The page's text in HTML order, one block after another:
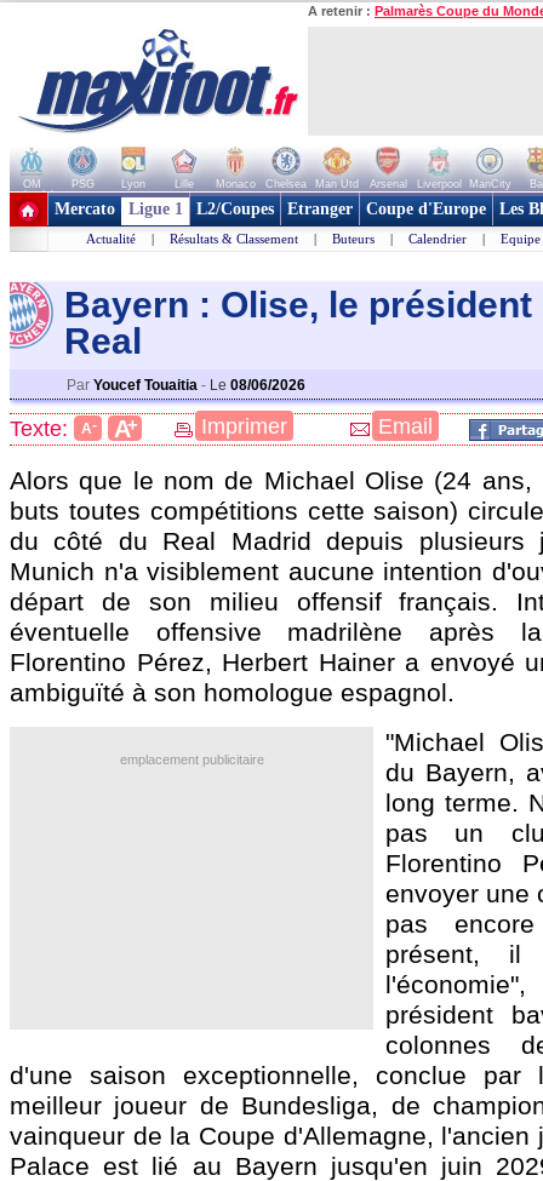
A retenir : Palmarès Coupe du
OM PSG Lyon Lille Monaco Chelsea Man Utd Arsenal Liverpool ManCity
+ de clubs
Mercato Ligue 1 L2/Coupes Etranger Coupe d'Europe Les
Actualité | Résultats & Classement | Buteurs | Calendrier | Equipe
Bayern : Olise, le
Real
Par Youcef Touaitia - Le 08/06/2026
Texte: A- A+ Imprimer Email
Alors que le nom de Michael Olise (24 ans,
buts toutes compétitions cette saison)
du côté du Real Madrid depuis plusieurs
Munich n'a visiblement aucune intention
départ de son milieu offensif français.
éventuelle offensive madrilène après
Florentino Pérez, Herbert Hainer a envoyé
ambiguïté à son homologue espagnol.
emplacement publicitaire
"Michael
du Bayern,
long terme.
pas un
Florentino
envoyer une
pas
présent,
président
colonnes
d'une saison exceptionnelle, conclue par
meilleur joueur de Bundesliga, de
vainqueur de la Coupe d'Allemagne, l'ancien
Palace est lié au Bayern jusqu'en juin